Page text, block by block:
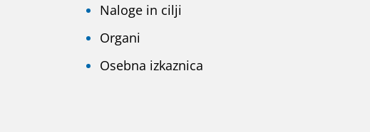
Naloge in cilji
Organi
Osebna izkaznica